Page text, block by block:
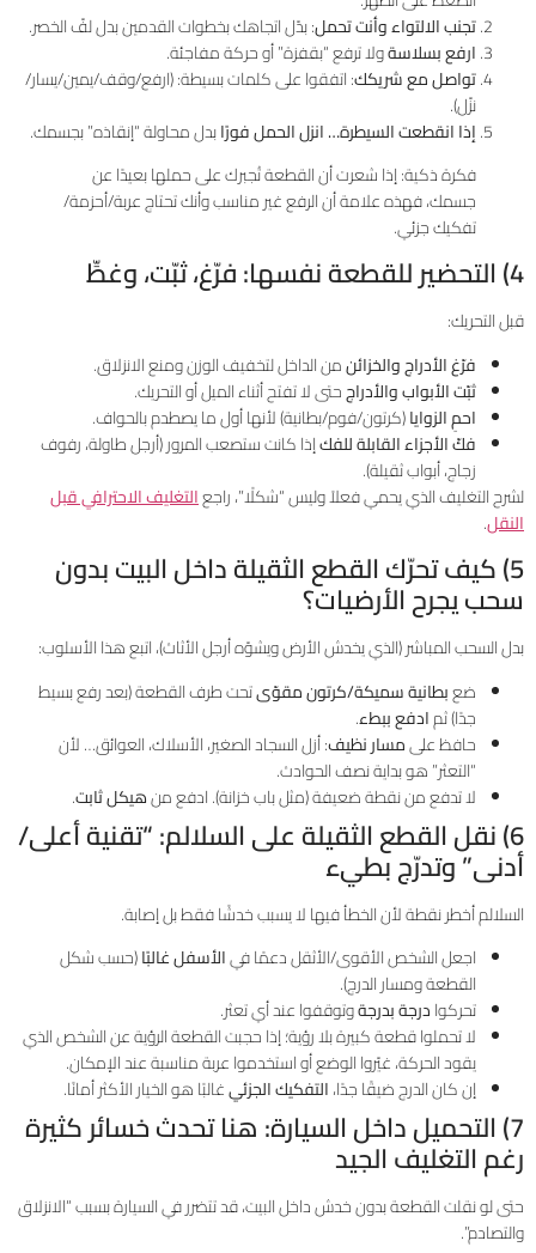
تجنب الالتواء وأنت تحمل: بدّل اتجاهك بخطوات القدمين بدل لفّ الخصر.
ارفع بسلاسةولا ترفع “بقفزة” أو حركة مفاجئة.
تواصل مع شريكك: اتفقوا على كلمات بسيطة: (ارفع/وقف/يمين/يسار/
نزّل).
إذا انقطعت السيطرة… انزل الحمل فورًابدل محاولة “إنقاذه” بجسمك.
فكرة ذكية: إذا شعرت أن القطعة تُجبرك على حملها بعيدًا عن
جسمك، فهذه علامة أن الرفع غير مناسب وأنك تحتاج عربة/أحزمة/
تفكيك جزئي.
4) التحضير للقطعة نفسها: فرّغ، ثبّت، وغطِّ
قبل التحريك:
فرّغ الأدراج والخزائنمن الداخل لتخفيف الوزن ومنع الانزلاق.
ثبّت الأبواب والأدراجحتى لا تفتح أثناء الميل أو التحريك.
احمِ الزوايا(كرتون/فوم/بطانية) لأنها أول ما يصطدم بالحواف.
فكّ الأجزاء القابلة للفكإذا كانت ستصعب المرور (أرجل طاولة، رفوف
زجاج، أبواب ثقيلة).
لشرح التغليف الذي يحمي فعلاً وليس “شكلًا”، راجعالتغليف الاحترافي قبل
النقل.
5) كيف تحرّك القطع الثقيلة داخل البيت بدون
سحب يجرح الأرضيات؟
بدل السحب المباشر (الذي يخدش الأرض ويشوّه أرجل الأثاث)، اتبع هذا الأسلوب:
ضعبطانية سميكة/كرتون مقوّىتحت طرف القطعة (بعد رفع بسيط
جدًا) ثمادفع ببطء.
حافظ علىمسار نظيف: أزل السجاد الصغير، الأسلاك، العوائق… لأن
“التعثر” هو بداية نصف الحوادث.
لا تدفع من نقطة ضعيفة (مثل باب خزانة). ادفع منهيكل ثابت.
6) نقل القطع الثقيلة على السلالم: “تقنية أعلى/
أدنى” وتدرّج بطيء
السلالم أخطر نقطة لأن الخطأ فيها لا يسبب خدشًا فقط بل إصابة.
اجعل الشخص الأقوى/الأثقل دعمًا فيالأسفل غالبًا(حسب شكل
القطعة ومسار الدرج).
تحركوادرجة بدرجةوتوقفوا عند أي تعثر.
لا تحملوا قطعة كبيرة بلا رؤية؛ إذا حجبت القطعة الرؤية عن الشخص الذي
يقود الحركة، غيّروا الوضع أو استخدموا عربة مناسبة عند الإمكان.
إن كان الدرج ضيقًا جدًا،التفكيك الجزئيغالبًا هو الخيار الأكثر أمانًا.
7) التحميل داخل السيارة: هنا تحدث خسائر كثيرة
رغم التغليف الجيد
حتى لو نقلت القطعة بدون خدش داخل البيت، قد تتضرر في السيارة بسبب “الانزلاق
والتصادم”.